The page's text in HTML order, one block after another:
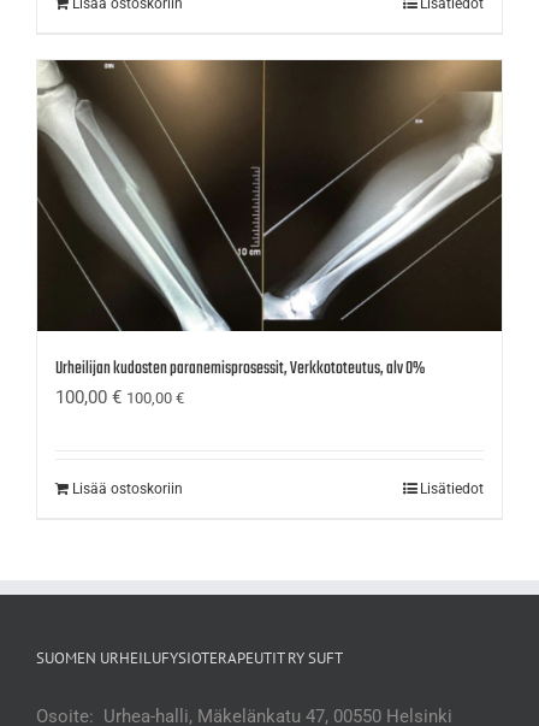
Urheilijan kudosten paranemisprosessit, Verkkototeutus, alv 0%
100,00 € 100,00 €
Lisää ostoskoriin Lisätiedot
SUOMEN URHEILUFYSIOTERAPEUTIT RY SUFT
Osoite: Urhea-halli, Mäkelänkatu 47, 00550 Helsinki